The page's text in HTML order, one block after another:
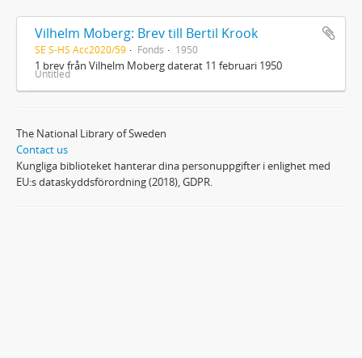
Vilhelm Moberg: Brev till Bertil Krook
SE S-HS Acc2020/59 Fonds 1950
1 brev från Vilhelm Moberg daterat 11 februari 1950
Untitled
The National Library of Sweden
Contact us
Kungliga biblioteket hanterar dina personuppgifter i enlighet med
EU:s dataskyddsförordning (2018), GDPR.